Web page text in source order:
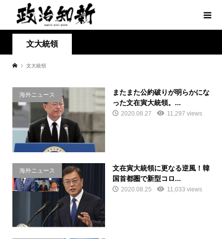
文大統領
文大統領
海外ニュース
またまた公約破りが明らかにな
った文在寅大統領。...
2020.08.27 11,297 views
海外ニュース
文在寅大統領に更なる逆風！韓
国首都圏で新型コロ...
2020.08.25 11,033 views